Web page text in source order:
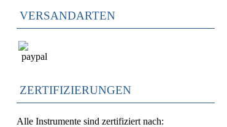
VERSANDARTEN
ZERTIFIZIERUNGEN
Alle Instrumente sind zertifiziert nach: